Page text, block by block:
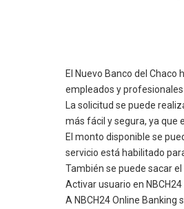
El Nuevo Banco del
empleados y
La solicitud se puede
más fácil y segura, ya que
El monto disponible se
servicio está habilitado
También se puede sacar
Activar usuario en
A NBCH24 Online Banking